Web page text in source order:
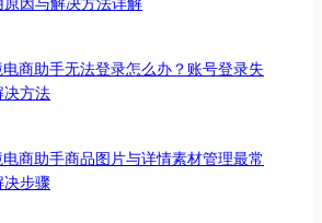
商助手无法登录怎么办？账号登录失
决方法
商助手商品图片与详情素材管理最常
决步骤